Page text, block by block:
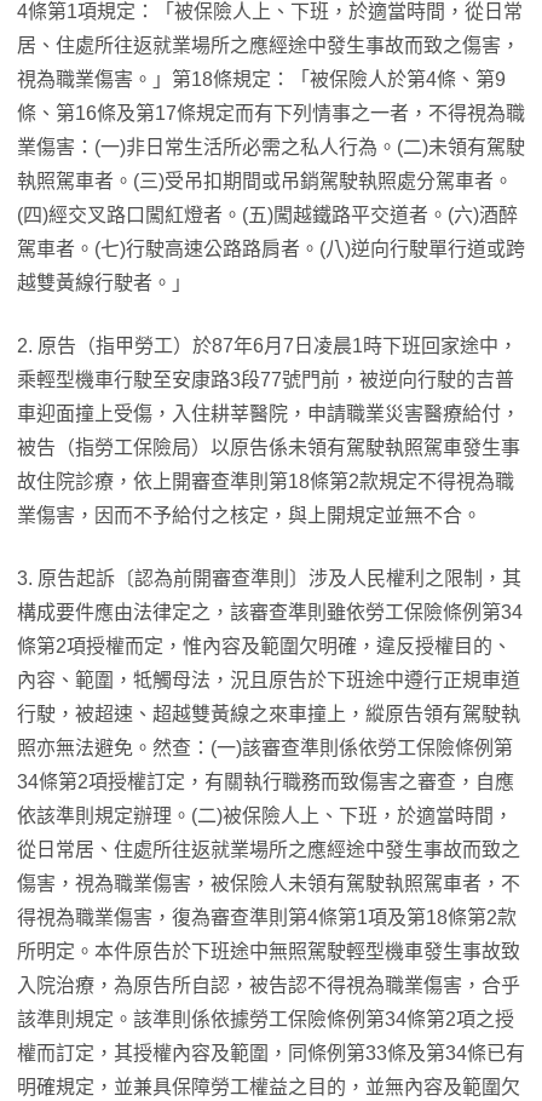
4條第1項規定：「被保險人上、下班，於適當時間，從日常
居、住處所往返就業場所之應經途中發生事故而致之傷害，
視為職業傷害。」第18條規定：「被保險人於第4條、第9
條、第16條及第17條規定而有下列情事之一者，不得視為職
業傷害：(一)非日常生活所必需之私人行為。(二)未領有駕駛
執照駕車者。(三)受吊扣期間或吊銷駕駛執照處分駕車者。
(四)經交叉路口闖紅燈者。(五)闖越鐵路平交道者。(六)酒醉
駕車者。(七)行駛高速公路路肩者。(八)逆向行駛單行道或跨
越雙黃線行駛者。」
2. 原告（指甲勞工）於87年6月7日凌晨1時下班回家途中，
乘輕型機車行駛至安康路3段77號門前，被逆向行駛的吉普
車迎面撞上受傷，入住耕莘醫院，申請職業災害醫療給付，
被告（指勞工保險局）以原告係未領有駕駛執照駕車發生事
故住院診療，依上開審查準則第18條第2款規定不得視為職
業傷害，因而不予給付之核定，與上開規定並無不合。
3. 原告起訴〔認為前開審查準則〕涉及人民權利之限制，其
構成要件應由法律定之，該審查準則雖依勞工保險條例第34
條第2項授權而定，惟內容及範圍欠明確，違反授權目的、
內容、範圍，牴觸母法，況且原告於下班途中遵行正規車道
行駛，被超速、超越雙黃線之來車撞上，縱原告領有駕駛執
照亦無法避免。然查：(一)該審查準則係依勞工保險條例第
34條第2項授權訂定，有關執行職務而致傷害之審查，自應
依該準則規定辦理。(二)被保險人上、下班，於適當時間，
從日常居、住處所往返就業場所之應經途中發生事故而致之
傷害，視為職業傷害，被保險人未領有駕駛執照駕車者，不
得視為職業傷害，復為審查準則第4條第1項及第18條第2款
所明定。本件原告於下班途中無照駕駛輕型機車發生事故致
入院治療，為原告所自認，被告認不得視為職業傷害，合乎
該準則規定。該準則係依據勞工保險條例第34條第2項之授
權而訂定，其授權內容及範圍，同條例第33條及第34條已有
明確規定，並兼具保障勞工權益之目的，並無內容及範圍欠